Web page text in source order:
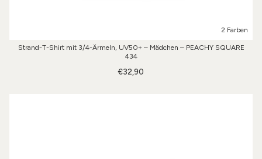
2 Farben
Strand-T-Shirt mit 3/4-Ärmeln, UV50+ – Mädchen – PEACHY SQUARE
434
€32,90